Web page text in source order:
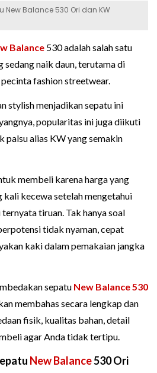
Balance 530 Ori dan KW
Balance 530 adalah salah satu
sedang naik daun, terutama di
fashion streetwear.
stylish menjadikan sepatu ini
popularitas ini juga diikuti
palsu alias KW yang semakin
membeli karena harga yang
kali kecewa setelah mengetahui
tiruan. Tak hanya soal
tidak nyaman, cepat
kaki dalam pemakaian jangka
sepatu New Balance 530
membahas secara lengkap dan
fisik, kualitas bahan, detail
agar Anda tidak tertipu.
New Balance530 Ori